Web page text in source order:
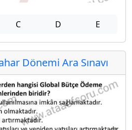
C D E
Dönemi Ara Sınavı